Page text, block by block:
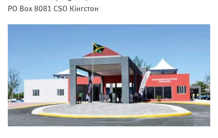
PO Box 8081 CSO Кінгстон